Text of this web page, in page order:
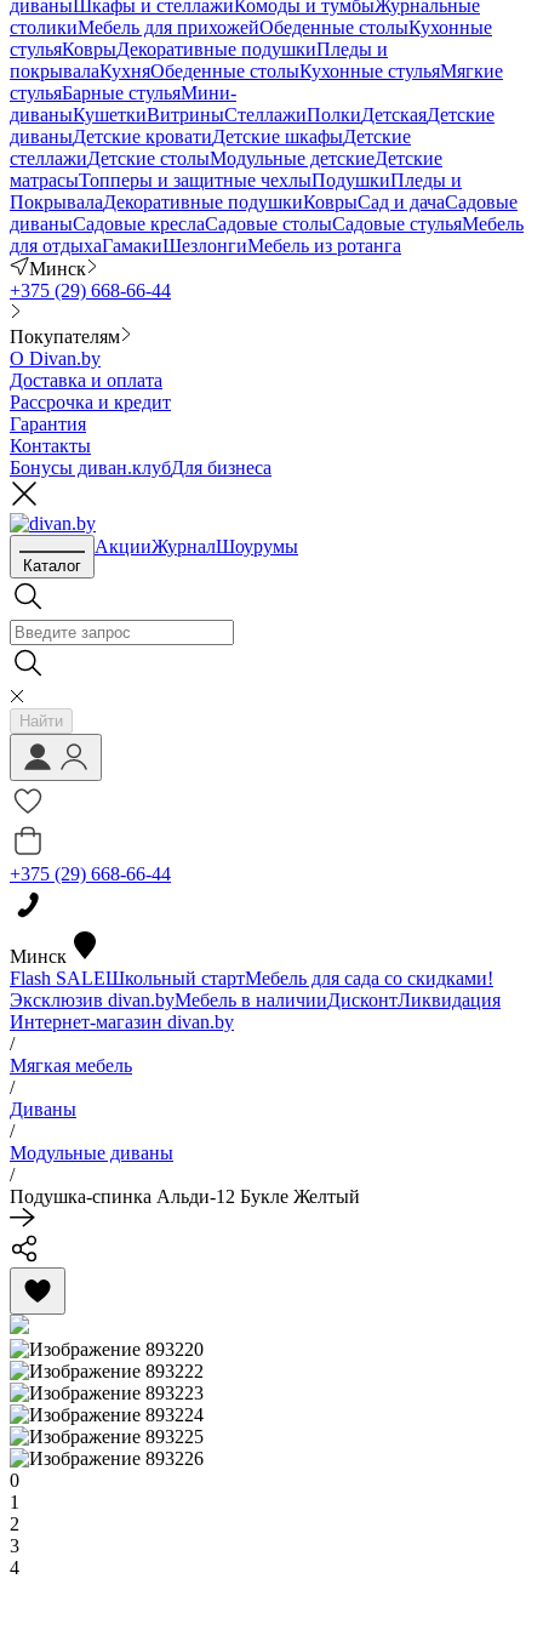
диваныШкафы и стеллажиКомоды и тумбыЖурнальные
столикиМебель для прихожейОбеденные столыКухонные
стульяКоврыДекоративные подушкиПледы и
покрывалаКухняОбеденные столыКухонные стульяМягкие
стульяБарные стульяМини-
диваныКушеткиВитриныСтеллажиПолкиДетскаяДетские
диваныДетские кроватиДетские шкафыДетские
стеллажиДетские столыМодульные детскиеДетские
матрасыТопперы и защитные чехлыПодушкиПледы и
ПокрывалаДекоративные подушкиКоврыСад и дачаСадовые
диваныСадовые креслаСадовые столыСадовые стульяМебель
для отдыхаГамакиШезлонгиМебель из ротанга
Минск
+375 (29) 668-66-44
Покупателям
О Divan.by
Доставка и оплата
Рассрочка и кредит
Гарантия
Контакты
Бонусы диван.клубДля бизнеса
Каталог
АкцииЖурналШоурумы
Найти
+375 (29) 668-66-44
Минск
Flash SALEШкольный стартМебель для сада со скидками!
Эксклюзив divan.byМебель в наличииДисконтЛиквидация
Интернет-магазин divan.by
/
Мягкая мебель
/
Диваны
/
Модульные диваны
/
Подушка-спинка Альди-12 Букле Желтый
0
1
2
3
4